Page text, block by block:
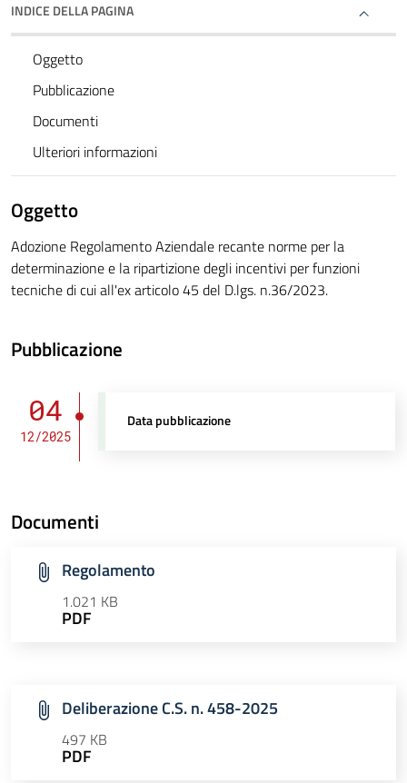
INDICE DELLA PAGINA
Oggetto
Pubblicazione
Documenti
Ulteriori informazioni
Oggetto
Adozione Regolamento Aziendale recante norme per la
determinazione e la ripartizione degli incentivi per funzioni
tecniche di cui all'ex articolo 45 del D.lgs. n.36/2023.
Pubblicazione
04
12/2025
Data pubblicazione
Documenti
Regolamento
1.021 KB
PDF
Deliberazione C.S. n. 458-2025
497 KB
PDF